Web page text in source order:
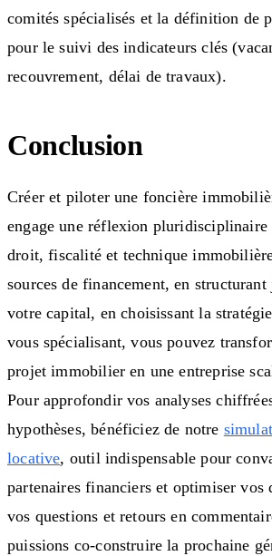
comités spécialisés et la définition de
pour le suivi des indicateurs clés
recouvrement, délai de travaux).
Conclusion
Créer et piloter une foncière
engage une réflexion pluridisciplinaire
droit, fiscalité et technique
sources de financement, en
votre capital, en choisissant la
vous spécialisant, vous pouvez
projet immobilier en une entreprise
Pour approfondir vos analyses
hypothèses, bénéficiez de notre
locative, outil indispensable pour
partenaires financiers et optimiser vos
vos questions et retours en
puissions co-construire la prochaine